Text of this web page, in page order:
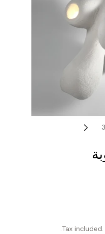
Tax included.